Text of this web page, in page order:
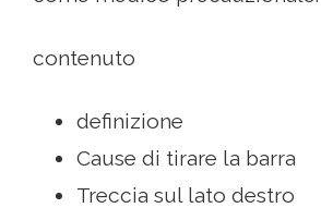
contenuto
definizione
Cause di tirare la barra
Treccia sul lato destro